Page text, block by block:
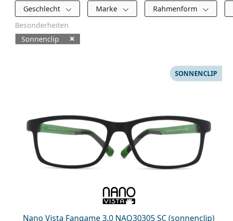
Filter
Geschlecht Marke Rahmenform
Besonderheiten
Sonnenclip
Nano Vista Fangame 3.0 NAO30305 SC (sonnenclip)
SONNENCLIP